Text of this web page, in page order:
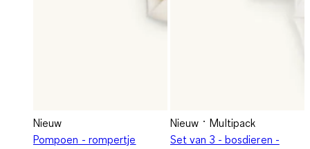
Nieuw
Pompoen - rompertje
Nieuw
Multipack
Set van 3 - bosdieren -